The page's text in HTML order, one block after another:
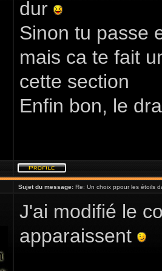
dur
Sinon tu passe
mais ca te fait
cette section
Enfin bon, le
Sujet du message: Re: Un choix ppour les étoils
J'ai modifié le
apparaissent